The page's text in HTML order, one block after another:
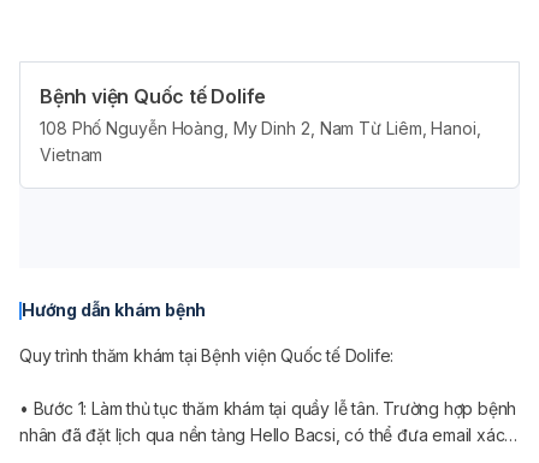
Gói khám sức khỏe tổng quát Nhi khoa
Bao gồm các hạng mục khám chuyên khoa, Chẩn đoán hình
ảnh, Xét nghiệm được chia thành các gói khám theo độ tuổi:
Bệnh viện Quốc tế Dolife
108 Phố Nguyễn Hoàng, My Dinh 2, Nam Từ Liêm, Hanoi,
Vietnam
Quảng cáo
Hướng dẫn khám bệnh
Quy trình thăm khám tại Bệnh viện Quốc tế Dolife:
• Bước 1: Làm thủ tục thăm khám tại quầy lễ tân. Trường hợp bệnh
nhân đã đặt lịch qua nền tảng Hello Bacsi, có thể đưa email xác